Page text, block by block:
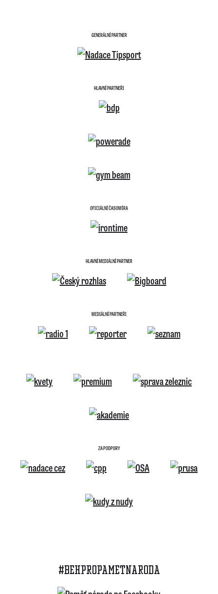
GENERÁLNÍ PARTNER
HLAVNÍ PARTNEŘI
OFICIÁLNÍ ČASOMÍRA
HLAVNÍ MEDIÁLNÍ PARTNER
MEDIÁLNÍ PARTNEŘI
ZA PODPORY
#BEHPROPAMETNARODA